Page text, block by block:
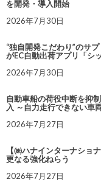
を開発・導入開始
2026年7月30日
“独自開発こだわり”のサ
がEC自動出荷アプリ「シ
2026年7月30日
自動車船の荷役中断を抑
入 ～自力走行できない車
2026年7月27日
【㈱ハナインターナショ
更なる強化ねらう
2026年7月27日